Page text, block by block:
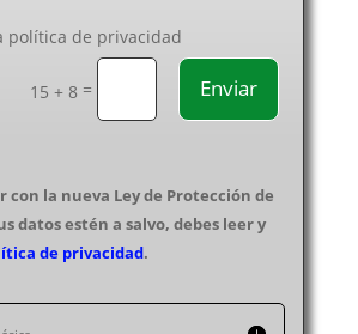
Cruz de Tenerife
política de privacidad
15 + 8 = Enviar
con la nueva Ley de Protección de
datos estén a salvo, debes leer y
de privacidad.